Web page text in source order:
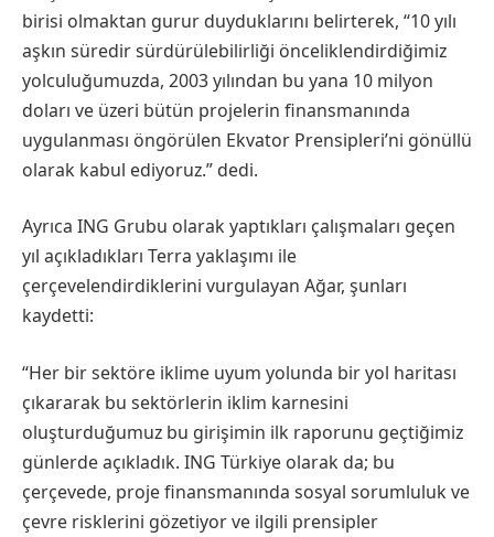
birisi olmaktan gurur duyduklarını belirterek, “10 yılı
aşkın süredir sürdürülebilirliği önceliklendirdiğimiz
yolculuğumuzda, 2003 yılından bu yana 10 milyon
doları ve üzeri bütün projelerin finansmanında
uygulanması öngörülen Ekvator Prensipleri’ni gönüllü
olarak kabul ediyoruz.” dedi.
Ayrıca ING Grubu olarak yaptıkları çalışmaları geçen
yıl açıkladıkları Terra yaklaşımı ile
çerçevelendirdiklerini vurgulayan Ağar, şunları
kaydetti:
“Her bir sektöre iklime uyum yolunda bir yol haritası
çıkararak bu sektörlerin iklim karnesini
oluşturduğumuz bu girişimin ilk raporunu geçtiğimiz
günlerde açıkladık. ING Türkiye olarak da; bu
çerçevede, proje finansmanında sosyal sorumluluk ve
çevre risklerini gözetiyor ve ilgili prensipler